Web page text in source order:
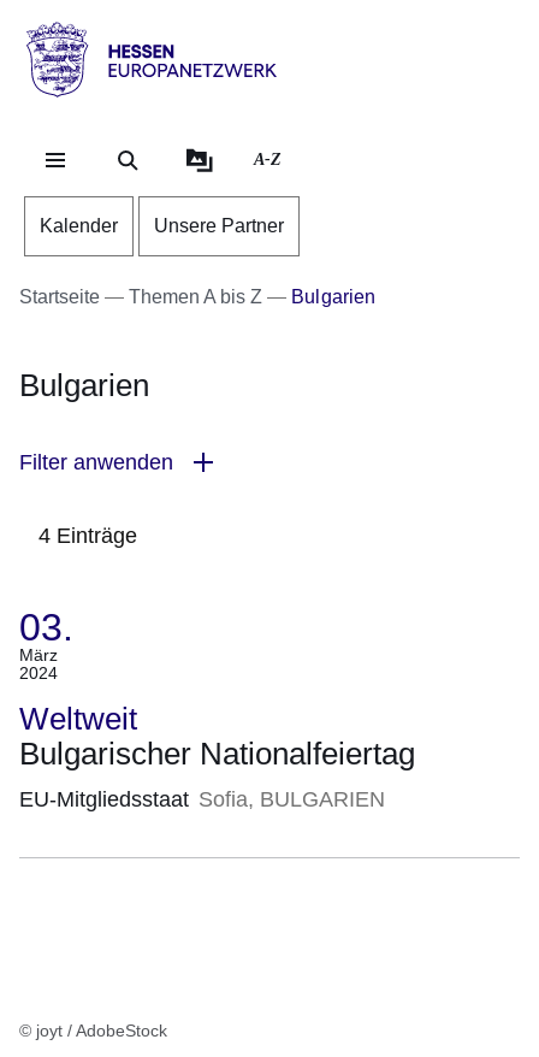
Hessen
Europanetzwerk
A-Z
Kalender Unsere Partner
Startseite Themen A bis Z Bulgarien
Bulgarien
Filter anwenden
4 Einträge
:4
Ergebnisse:
03.
März
2024
(Termin:
03.
März
2024)
Weltweit
Bulgarischer Nationalfeiertag
EU-Mitgliedsstaat Sofia, BULGARIEN
© joyt / AdobeStock